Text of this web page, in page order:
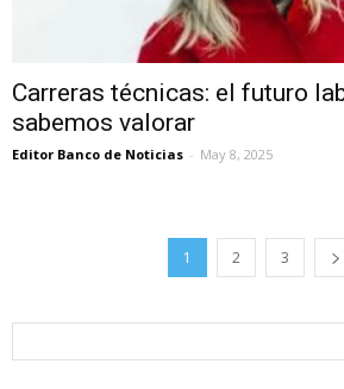
Carreras técnicas: el futuro
sabemos valorar
Editor Banco de Noticias - May 8, 2025
1 2 3